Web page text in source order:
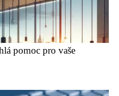
pomoc pro vaše